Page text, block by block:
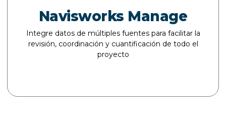
Navisworks Manage
Integre datos de múltiples fuentes para facilitar la
revisión, coordinación y cuantificación de todo el
proyecto